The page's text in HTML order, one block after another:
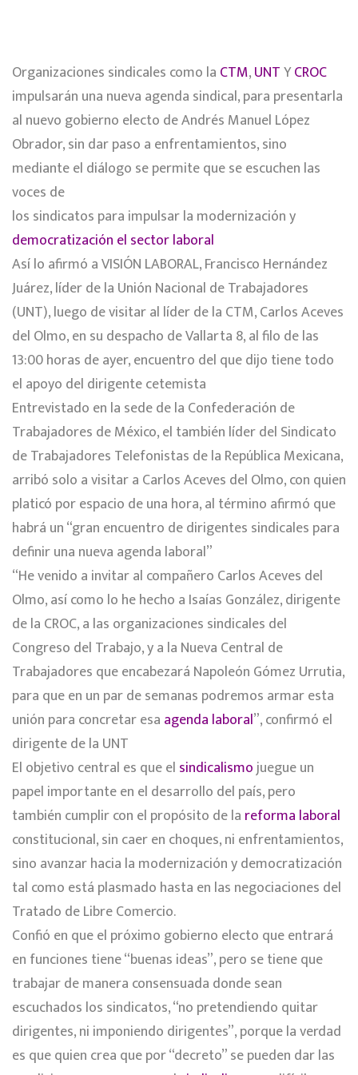
Organizaciones sindicales como la CTM,UNTYCROC
impulsarán una nueva agenda sindical, para presentarla
al nuevo gobierno electo de Andrés Manuel López
Obrador, sin dar paso a enfrentamientos, sino
mediante el diálogo se permite que se escuchen las
voces de
los sindicatos para impulsar la modernización y
democratización el sector laboral
Así lo afirmó a VISIÓN LABORAL, Francisco Hernández
Juárez, líder de la Unión Nacional de Trabajadores
(UNT), luego de visitar al líder de la CTM, Carlos Aceves
del Olmo, en su despacho de Vallarta 8, al filo de las
13:00 horas de ayer, encuentro del que dijo tiene todo
el apoyo del dirigente cetemista
Entrevistado en la sede de la Confederación de
Trabajadores de México, el también líder del Sindicato
de Trabajadores Telefonistas de la República Mexicana,
arribó solo a visitar a Carlos Aceves del Olmo, con quien
platicó por espacio de una hora, al término afirmó que
habrá un “gran encuentro de dirigentes sindicales para
definir una nueva agenda laboral”
“He venido a invitar al compañero Carlos Aceves del
Olmo, así como lo he hecho a Isaías González, dirigente
de la CROC, a las organizaciones sindicales del
Congreso del Trabajo, y a la Nueva Central de
Trabajadores que encabezará Napoleón Gómez Urrutia,
para que en un par de semanas podremos armar esta
unión para concretar esa agenda laboral”, confirmó el
dirigente de la UNT
El objetivo central es que el sindicalismojuegue un
papel importante en el desarrollo del país, pero
también cumplir con el propósito de la reforma laboral
constitucional, sin caer en choques, ni enfrentamientos,
sino avanzar hacia la modernización y democratización
tal como está plasmado hasta en las negociaciones del
Tratado de Libre Comercio.
Confió en que el próximo gobierno electo que entrará
en funciones tiene “buenas ideas”, pero se tiene que
trabajar de manera consensuada donde sean
escuchados los sindicatos, “no pretendiendo quitar
dirigentes, ni imponiendo dirigentes”, porque la verdad
es que quien crea que por “decreto” se pueden dar las